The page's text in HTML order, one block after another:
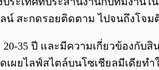
สะกดรอยติดตาม ไปจนถึงโจม
35 ปี และมีความเกี่ยวข้องกั
ผยไลฟ์สไตล์บนโซเชียลมีเดียทำ